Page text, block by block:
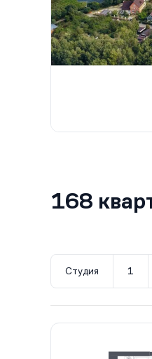
168
Студия 1
Все корпуса